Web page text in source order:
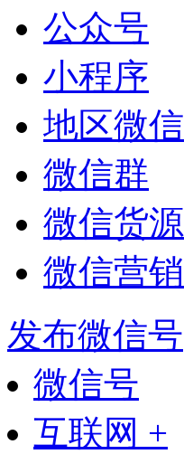
公众号
小程序
地区微信
微信群
微信货源
微信营销
发布微信号
微信号
互联网 +